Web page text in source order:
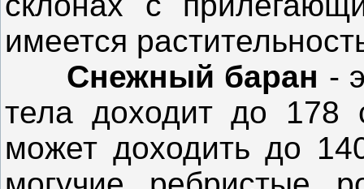
имеется
Снежный баран -
тела доходит до
может доходить до